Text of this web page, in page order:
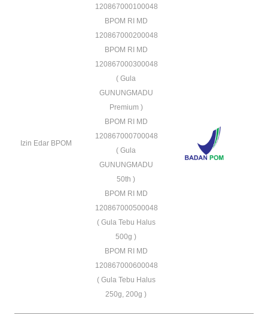
Izin Edar BPOM
120867000100048
BPOM RI MD
120867000200048
BPOM RI MD
120867000300048
( Gula
GUNUNGMADU
Premium )
BPOM RI MD
120867000700048
( Gula
GUNUNGMADU
50th )
BPOM RI MD
120867000500048
( Gula Tebu Halus
500g )
BPOM RI MD
120867000600048
( Gula Tebu Halus
250g, 200g )